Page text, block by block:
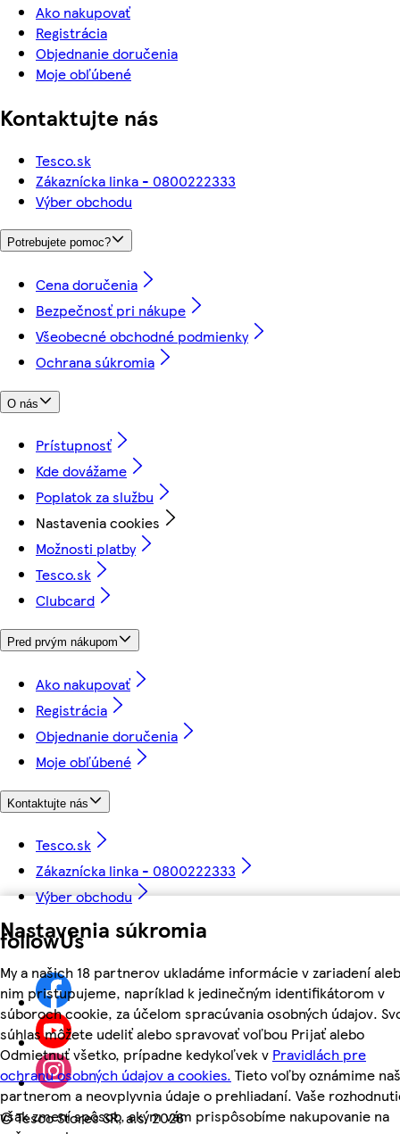
Nastavenia súkromia
My a našich 18 partnerov ukladáme informácie v zariadení
nim pristupujeme, napríklad k jedinečným identifikátorom v
súboroch cookie, za účelom spracúvania osobných údajov.
súhlas môžete udeliť alebo spravovať voľbou Prijať alebo
Odmietnuť všetko, prípadne kedykoľvek v Pravidlách pre
ochranu osobných údajov a cookies. Tieto voľby oznámime
partnerom a neovplyvnia údaje o prehliadaní. Vaše
však zmení spôsob, akým vám prispôsobíme nakupovanie na
Ako nakupovať
Registrácia
Objednanie doručenia
Moje obľúbené
Kontaktujte nás
Tesco.sk
Zákaznícka linka - 0800222333
Výber obchodu
Potrebujete pomoc?
Cena doručenia
Bezpečnosť pri nákupe
Všeobecné obchodné podmienky
Ochrana súkromia
O nás
Prístupnosť
Kde dovážame
Poplatok za službu
Nastavenia cookies
Možnosti platby
Tesco.sk
Clubcard
Pred prvým nákupom
Ako nakupovať
Registrácia
Objednanie doručenia
Moje obľúbené
Kontaktujte nás
Tesco.sk
Zákaznícka linka - 0800222333
Výber obchodu
followUs
©Tesco Stores SR, a.s. 2026